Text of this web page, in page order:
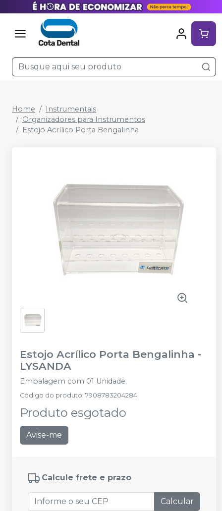
Home
Instrumentais
Organizadores para Instrumentos
Estojo Acrílico Porta Bengalinha
Estojo Acrílico Porta Bengalinha -
LYSANDA
Embalagem com 01 Unidade.
Código do produto: 7908783204284
Produto esgotado
Avise-me
Calcule frete e prazo
Calcular